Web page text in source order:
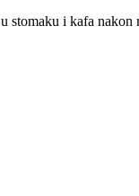
stomaku i kafa nakon